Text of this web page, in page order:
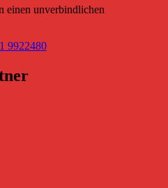
einen unverbindlichen
9922480